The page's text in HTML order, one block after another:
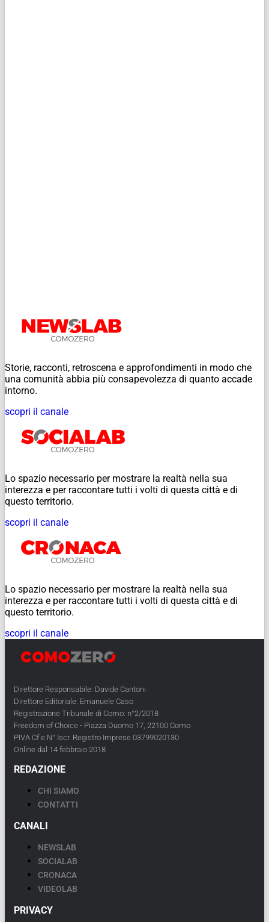
Storie, racconti, retroscena e approfondimenti in modo che
una comunità abbia più consapevolezza di quanto accade
intorno.
scopri il canale
Lo spazio necessario per mostrare la realtà nella sua
interezza e per raccontare tutti i volti di questa città e di
questo territorio.
scopri il canale
Lo spazio necessario per mostrare la realtà nella sua
interezza e per raccontare tutti i volti di questa città e di
questo territorio.
scopri il canale
Direttore Responsabile: Davide Cantoni
Direttore Editoriale: Emanuele Caso
Registrazione Tribunale di Como: n°2/2018
Freedom of Choice - Piazza Duomo 17, 22100 Como
PIVA Cf e N° Iscr. Registro Imprese 03799020130
Online dal 14 febbraio 2018
REDAZIONE
CHI SIAMO
CONTATTI
CANALI
NEWSLAB
SOCIALAB
CRONACA
VIDEOLAB
PRIVACY